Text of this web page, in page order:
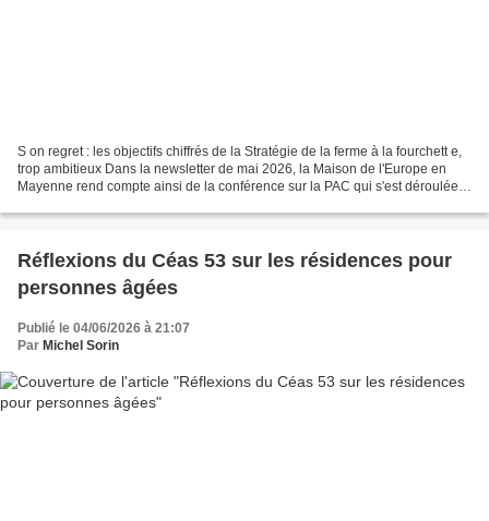
S on regret : les objectifs chiffrés de la Stratégie de la ferme à la fourchett e,
trop ambitieux Dans la newsletter de mai 2026, la Maison de l'Europe en
Mayenne rend compte ainsi de la conférence sur la PAC qui s'est déroulée
Réflexions du Céas 53 sur les résidences pour
personnes âgées
Publié le 04/06/2026 à 21:07
Par Michel Sorin